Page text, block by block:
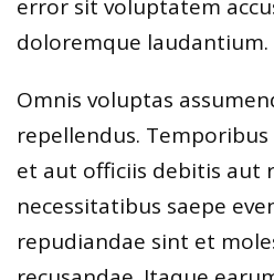
error sit voluptatem
doloremque laudantium.
Omnis voluptas
repellendus.
et aut officiis debitis aut
necessitatibus saepe
repudiandae sint et